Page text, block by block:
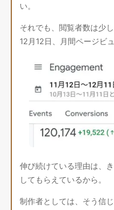
い。
それでも、閲覧者数は少
12月12日、月間ページビ
伸び続けている理由は、
してもらえているから。
制作者としては、そう信じ